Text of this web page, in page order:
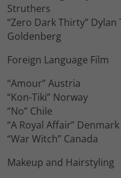
Struthers
“Zero Dark Thirty”
Goldenberg
Foreign Language Film
“Amour” Austria
“Kon-Tiki” Norway
“No” Chile
“A Royal Affair” Denmark
“War Witch” Canada
Makeup and Hairstyling